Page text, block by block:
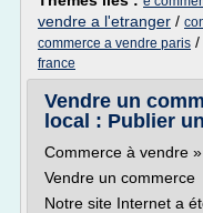
vendre a l'etranger /
commerce a vendre paris /
france
Vendre un
local : Publier
Commerce à vendre
Vendre un commerce
Notre site Internet a